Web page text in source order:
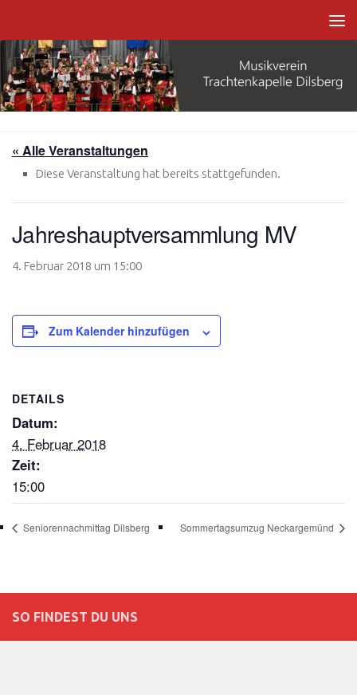
« Alle Veranstaltungen
Diese Veranstaltung hat bereits stattgefunden.
Jahreshauptversammlung MV
4. Februar 2018 um 15:00
Zum Kalender hinzufügen
DETAILS
Datum:
4. Februar 2018
Zeit:
15:00
Seniorennachmittag Dilsberg Sommertagsumzug Neckargemünd
SO FINDEST DU UNS